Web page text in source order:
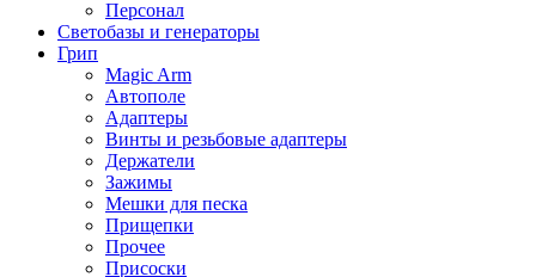
Персонал
Светобазы и генераторы
Грип
Magic Arm
Автополе
Адаптеры
Винты и резьбовые адаптеры
Держатели
Зажимы
Мешки для песка
Прищепки
Прочее
Присоски